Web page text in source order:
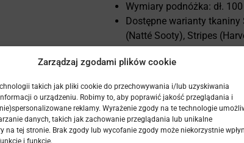
Zarządzaj zgodami plików cookie
takich jak pliki cookie do przechowywania i/lub uzyskiwania
o urządzeniu. Robimy to, aby poprawić jakość przeglądania i
reklamy. Wyrażenie zgody na te technologie
danych, takich jak zachowanie przeglądania lub unikalne
na tej stronie. Brak zgody lub wycofanie zgody może niekorzystnie
i funkcje.
Wymiary podnóżka: dł.
Dostępne warianty
(Natté Sooty), Stripes
Na indywidualne zlecenie